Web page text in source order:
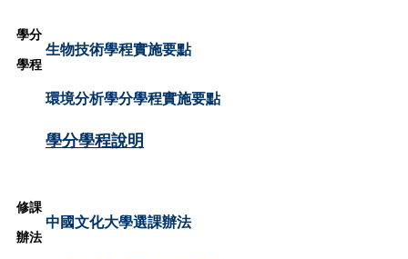
學分
學程
生物技術學程實施要點
環境分析學分學程實施要點
學分學程說明
修課
辦法
中國文化大學選課辦法